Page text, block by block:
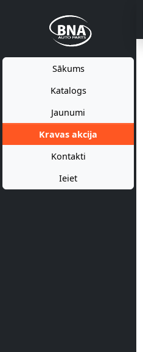
Sākums
Katalogs
Jaunumi
Kravas akcija
Kontakti
Ieiet